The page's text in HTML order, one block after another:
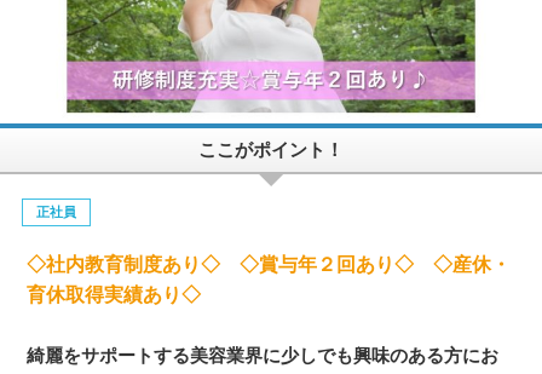
ここがポイント！
正社員
◇社内教育制度あり◇ ◇賞与年２回あり◇ ◇産休・
育休取得実績あり◇
綺麗をサポートする美容業界に少しでも興味のある方にお